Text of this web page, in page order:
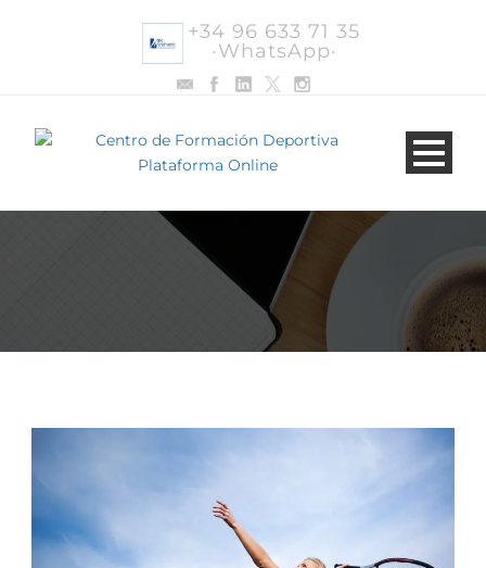
+34 96 633 71 35
·WhatsApp·